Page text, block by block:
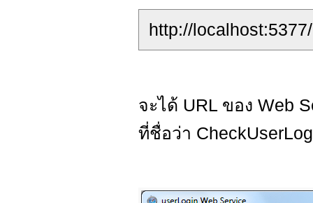
http://
จะได้ URL ของ Web
ที่ชื่อว่า